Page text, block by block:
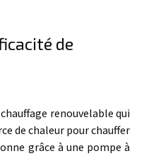
de
renouvelable qui
de chaleur pour chauffer
grâce à une pompe à